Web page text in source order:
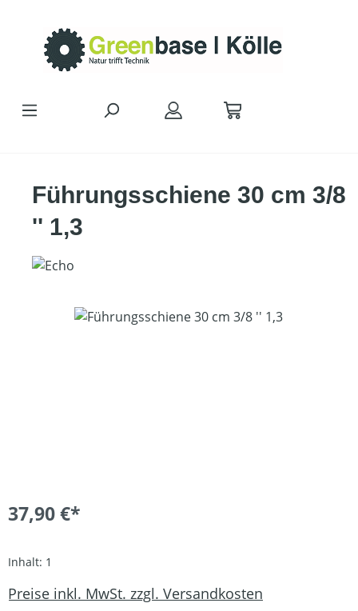
Führungsschiene 30 cm 3/8
'' 1,3
Bildergalerie überspringen
37,90 €*
Inhalt: 1
Preise inkl. MwSt. zzgl. Versandkosten